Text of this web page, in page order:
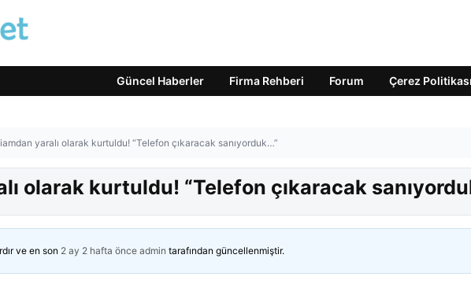
Güncel Haberler Firma Rehberi Forum Çerez Politikası
yaralı olarak kurtuldu! “Telefon çıkaracak sanıyorduk…”
olarak kurtuldu! “Telefon çıkaracak
ve en son 2 ay 2 hafta önce admin tarafından güncellenmiştir.